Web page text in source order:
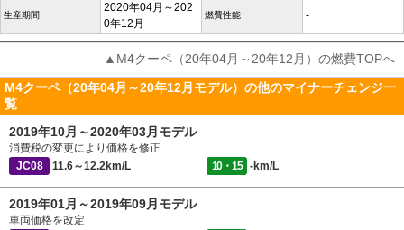
生産期間
2020年04月～202
0年12月
燃費性能 -
▲M4クーペ（20年04月～20年12月）の燃費TOPへ
M4クーペ（20年04月～20年12月モデル）の他のマイナーチェンジ一
覧
2019年10月～2020年03月モデル
消費税の変更により価格を修正
JC08
11.6～12.2km/L 10・15 -km/L
2019年01月～2019年09月モデル
車両価格を改定